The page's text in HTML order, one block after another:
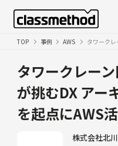
TOP 事例 AWS
タワークレー
が挑むDXアー
を起点にAWS
株式会社北